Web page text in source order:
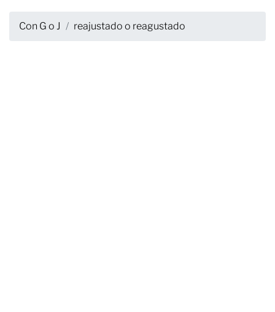
Con G o J reajustado o reagustado